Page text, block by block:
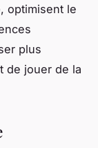
, optimisent le
plus
de jouer de la